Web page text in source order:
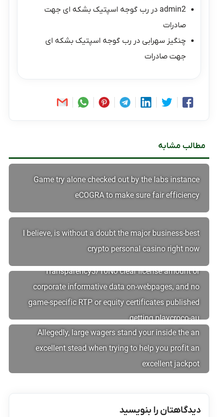
admin2 دررب گوجه اسپتیک بشکه ای جهت
صادرات
چنگیز سهرابی دررب گوجه اسپتیک بشکه ای
جهت صادرات
مطالب مشابه
Game try alone checked out by the labs instance
eCOGRA to make sure fair efficiency
I believe, is without a doubt the major business-best
crypto personal casino right now
Transparency3/10No clear license amount or
corporate informative data on-webpages, and no
game-specific RTP or equity certificates published
getting playcroco-au
Allegedly, large wagers stand your inside the an
excellent stead when trying to help you profit an
excellent jackpot
دیدگاهتان را بنویسید